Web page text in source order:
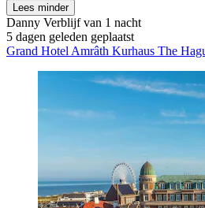
Lees minder
Danny Verblijf van 1 nacht
5 dagen geleden geplaatst
Grand Hotel Amrâth Kurhaus The